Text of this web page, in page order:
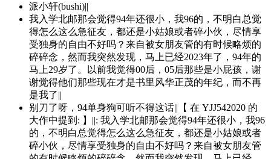
派小轩(bushi)||
我入学北邮那会觉得94年还很小，我96的，不明白总觉
得怎么这么急征友，都还是小姑娘或者碎小伙，尽情享
受独身的自由不好吗？来自被女朋友管的有时候略烦的
碎碎念，然而我突然发现，马上已经2023年了，94年的
马上29岁了。以前我觉得00后，05后那些是小屁孩，谢
谢觉得他们那些现在才是书里风华正茂的年纪，而不再
是我了||
别刀了呀，94单身狗可听不得这话||【 在 YJJ542020 的
大作中提到: 】||: 我入学北邮那会觉得94年还很小，我96
的，不明白总觉得怎么这么急征友，都还是小姑娘或者
碎小伙，尽情享受独身的自由不好吗？来自被女朋友管